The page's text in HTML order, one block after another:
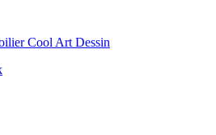
Cool Art Dessin